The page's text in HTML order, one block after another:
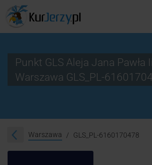
Śledzenie przesyłki
Punkt GLS Aleja Jana Pawła
Warszawa GLS_PL-
Warszawa GLS_PL-6160170478